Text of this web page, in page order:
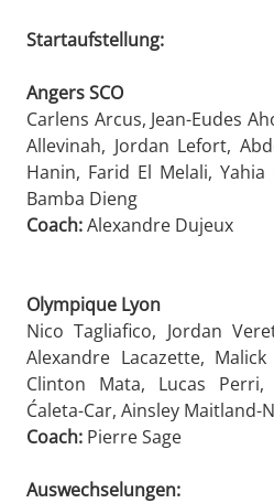
Startaufstellung:
Angers SCO
Carlens Arcus, Jean-Eudes
Allevinah, Jordan Lefort,
Hanin, Farid El Melali, Yahia
Bamba Dieng
Coach:Alexandre Dujeux
Olympique Lyon
Nico Tagliafico, Jordan
Alexandre Lacazette,
Clinton Mata, Lucas
Ćaleta-Car, Ainsley Maitland-
Coach: Pierre Sage
Auswechselungen: